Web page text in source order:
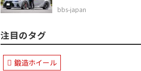
bbs-japan
注目のタグ
鍛造ホイール